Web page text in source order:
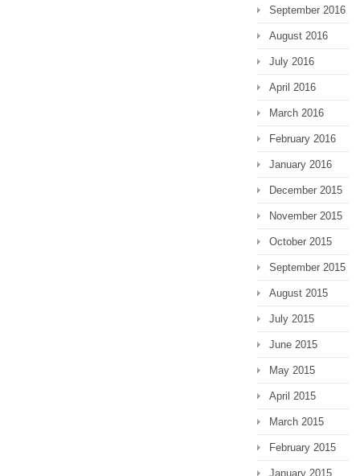
September 2016
August 2016
July 2016
April 2016
March 2016
February 2016
January 2016
December 2015
November 2015
October 2015
September 2015
August 2015
July 2015
June 2015
May 2015
April 2015
March 2015
February 2015
January 2015